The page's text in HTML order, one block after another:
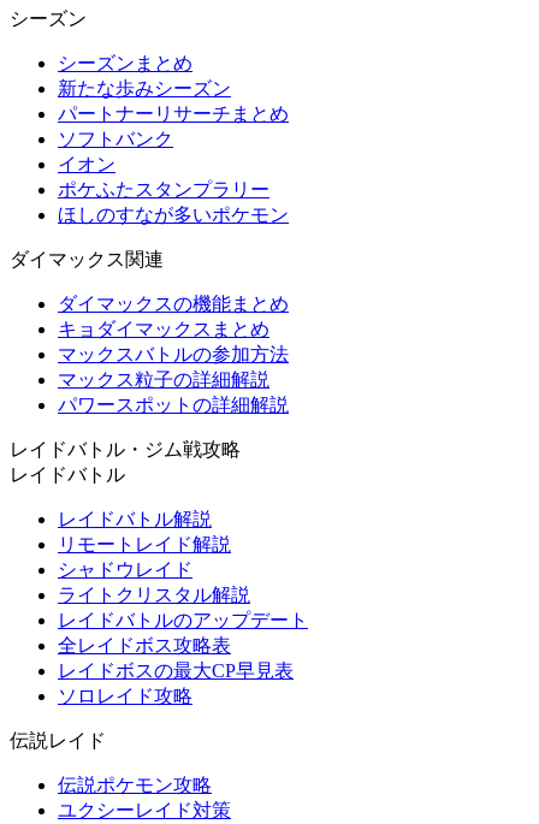
シーズン
シーズンまとめ
新たな歩みシーズン
パートナーリサーチまとめ
ソフトバンク
イオン
ポケふたスタンプラリー
ほしのすなが多いポケモン
ダイマックス関連
ダイマックスの機能まとめ
キョダイマックスまとめ
マックスバトルの参加方法
マックス粒子の詳細解説
パワースポットの詳細解説
レイドバトル・ジム戦攻略
レイドバトル
レイドバトル解説
リモートレイド解説
シャドウレイド
ライトクリスタル解説
レイドバトルのアップデート
全レイドボス攻略表
レイドボスの最大CP早見表
ソロレイド攻略
伝説レイド
伝説ポケモン攻略
ユクシーレイド対策